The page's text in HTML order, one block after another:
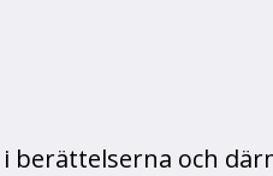
berättelserna och